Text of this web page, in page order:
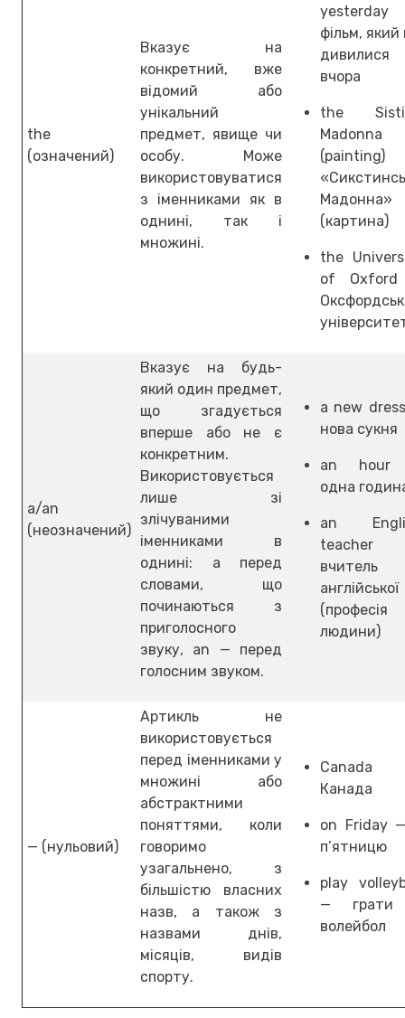
the
(означений)
Вказує на
конкретний, вже
відомий або
унікальний
предмет, явище чи
особу. Може
використовуватися
з іменниками як в
однині, так і
множині.
фільм, який
дивилися
вчора
the
Madonna
Мадонна»
(картина)
the
of
a/an
(неозначений)
Вказує на будь-
який один предмет,
що згадується
вперше або не є
конкретним.
Використовується
лише зі
злічуваними
іменниками в
однині: a перед
словами, що
починаються з
приголосного
звуку, an — перед
голосним звуком.
a new
нова сукня
an
одна
an
teacher
вчитель
англійської
(професія
людини)
— (нульовий)
Артикль не
використовується
перед іменниками у
множині або
абстрактними
поняттями, коли
говоримо
узагальнено, з
більшістю власних
назв, а також з
назвами днів,
місяців, видів
спорту.
Канада
on Friday
п’ятницю
play
—
волейбол